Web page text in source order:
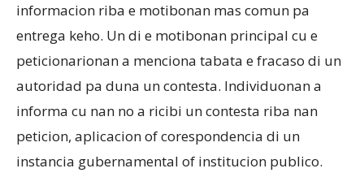
informacion riba e motibonan mas comun pa
entrega keho. Un di e motibonan principal cu e
peticionarionan a menciona tabata e fracaso di un
autoridad pa duna un contesta. Individuonan a
informa cu nan no a ricibi un contesta riba nan
peticion, aplicacion of corespondencia di un
instancia gubernamental of institucion publico.